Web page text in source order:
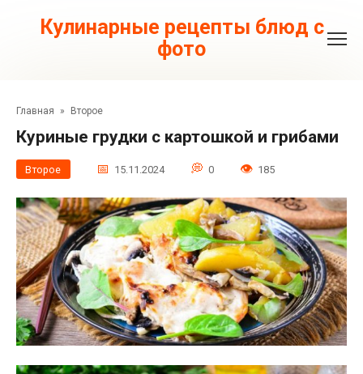
контентуКулинарные рецепты блюд с
фото
Главная » Второе
Куриные грудки с картошкой и грибами
Второе 15.11.2024 0 185